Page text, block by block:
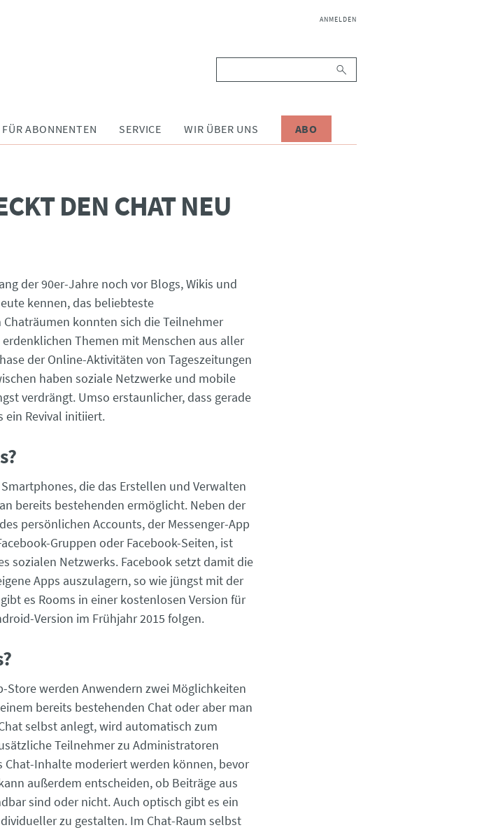
NAVIGATION
ANMELDEN
FÜR ABONNENTEN SERVICE WIR ÜBER UNS ABO
DEN CHAT NEU
der 90er-Jahre noch vor Blogs, Wikis und
kennen, das beliebteste
konnten sich die Teilnehmer
Themen mit Menschen aus aller
der Online-Aktivitäten von Tageszeitungen
haben soziale Netzwerke und mobile
verdrängt. Umso erstaunlicher, dass gerade
ein Revival initiiert.
die das Erstellen und Verwalten
bereits bestehenden ermöglicht. Neben der
persönlichen Accounts, der Messenger-App
Gruppen oder Facebook-Seiten, ist
sozialen Netzwerks. Facebook setzt damit die
Apps auszulagern, so wie jüngst mit der
es Rooms in einer kostenlosen Version für
Version im Frühjahr 2015 folgen.
Store werden Anwendern zwei Möglichkeiten
bereits bestehenden Chat oder aber man
selbst anlegt, wird automatisch zum
Teilnehmer zu Administratoren
Chat-Inhalte moderiert werden können, bevor
außerdem entscheiden, ob Beiträge aus
sind oder nicht. Auch optisch gibt es ein
zu gestalten. Im Chat-Raum selbst